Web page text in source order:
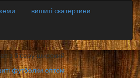
вишиті скатертини
з бісеру широкий
футболки оптом